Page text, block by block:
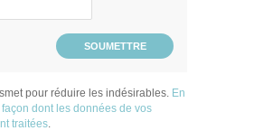
pour réduire les indésirables. En
dont les données de vos
traitées.